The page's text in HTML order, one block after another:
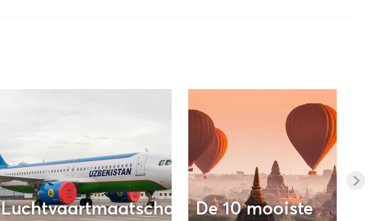
LuchtvaartmaatschappijDe 10 mooiste